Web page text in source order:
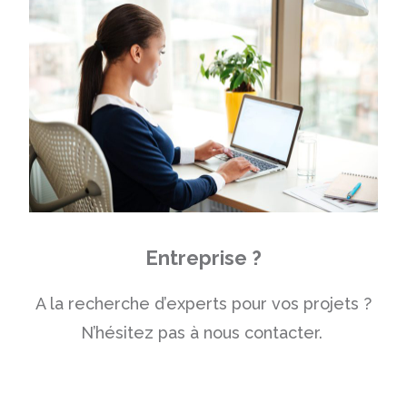
Entreprise ?
A la recherche d’experts pour vos projets ?
N’hésitez pas à nous contacter.